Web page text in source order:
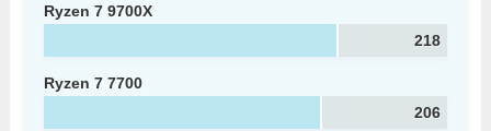
Ryzen 7 9700X
218
Ryzen 7 7700
206